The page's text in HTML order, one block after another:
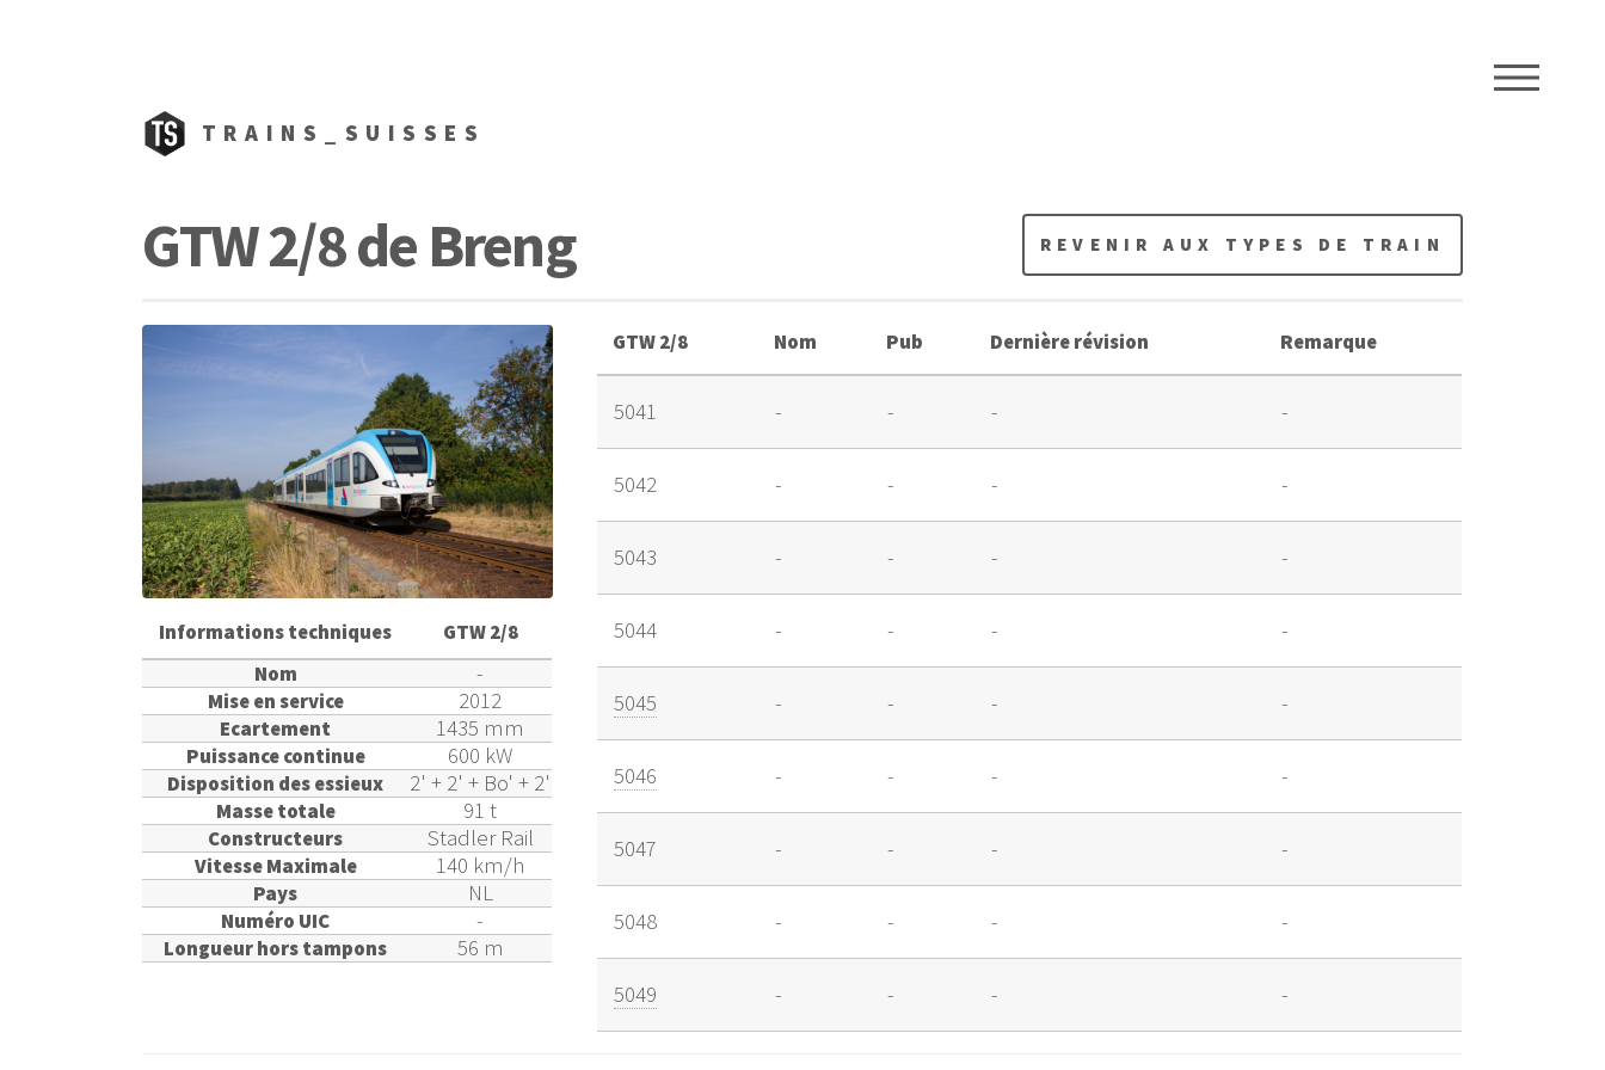
TRAINS_SUISSES
GTW 2/8 de Breng REVENIR AUX TYPES DE TRAIN
Informations techniques
GTW 2/8
Nom
-
Mise en service 2012
Ecartement 1435 mm
Puissance continue 600 kW
Disposition des essieux 2' + 2' + Bo' + 2'
Masse totale 91 t
Constructeurs Stadler Rail
Vitesse Maximale 140 km/h
Pays NL
Numéro UIC -
Longueur hors tampons 56 m
GTW 2/8 Nom Pub Dernière révision Remarque
5041 - - - -
5042 - - - -
5043 - - - -
5044 - - - -
5045 - - - -
5046 - - - -
5047 - - - -
5048 - - - -
5049 - - - -